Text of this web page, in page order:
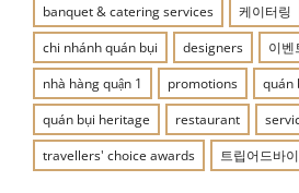
banquet & catering services 케이터링
chi nhánh quán bụi
designers 이벤
nhà hàng quận 1
promotions
quán
quán bụi heritage
restaurant
travellers' choice awards
트립어드바